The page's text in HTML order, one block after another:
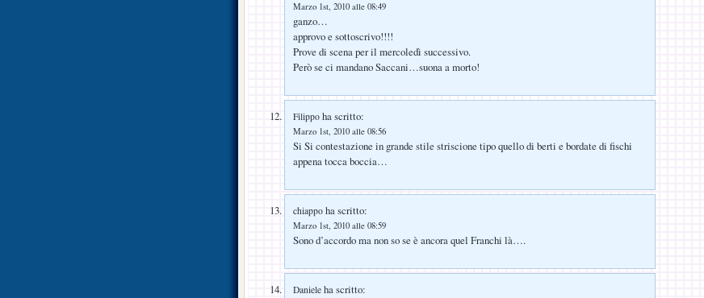
Marzo 1st, 2010 alle 08:49
ganzo…
approvo e sottoscrivo!!!!
Prove di scena per il mercoledì successivo.
Però se ci mandano Saccani…suona a morto!
Filippo ha scritto:
Marzo 1st, 2010 alle 08:56
Si Si contestazione in grande stile striscione tipo quello di berti e bordate di fischi
appena tocca boccia…
chiappo ha scritto:
Marzo 1st, 2010 alle 08:59
Sono d’accordo ma non so se è ancora quel Franchi là….
Daniele ha scritto: